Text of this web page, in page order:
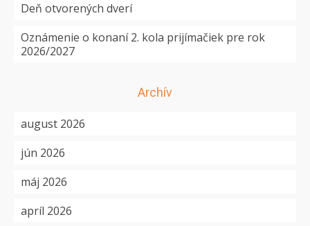
Deň otvorených dverí
Oznámenie o konaní 2. kola prijímačiek pre rok
2026/2027
Archív
august 2026
jún 2026
máj 2026
apríl 2026